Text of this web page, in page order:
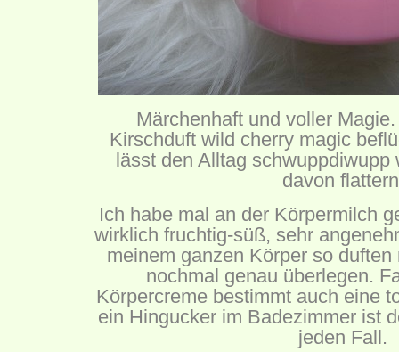
Märchenhaft und voller
Kirschduft wild cherry magic
lässt den Alltag schwuppdiwupp
davon
Ich habe mal an der Körpermilch
wirklich fruchtig-süß, sehr
meinem ganzen Körper so
nochmal genau überlegen.
Körpercreme bestimmt auch eine
ein Hingucker im Badezimmer ist
jeden Fall.